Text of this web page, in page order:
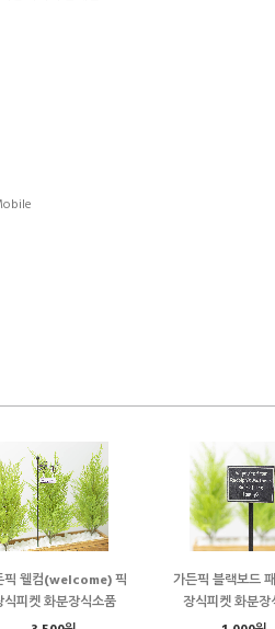
픽 웰컴(welcome) 픽
식피켓 화분장식소품
가든픽 블랙보드
장식피켓 화분장